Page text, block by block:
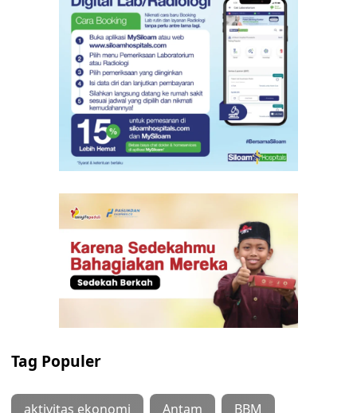
Tag Populer
aktivitas ekonomi Antam BBM